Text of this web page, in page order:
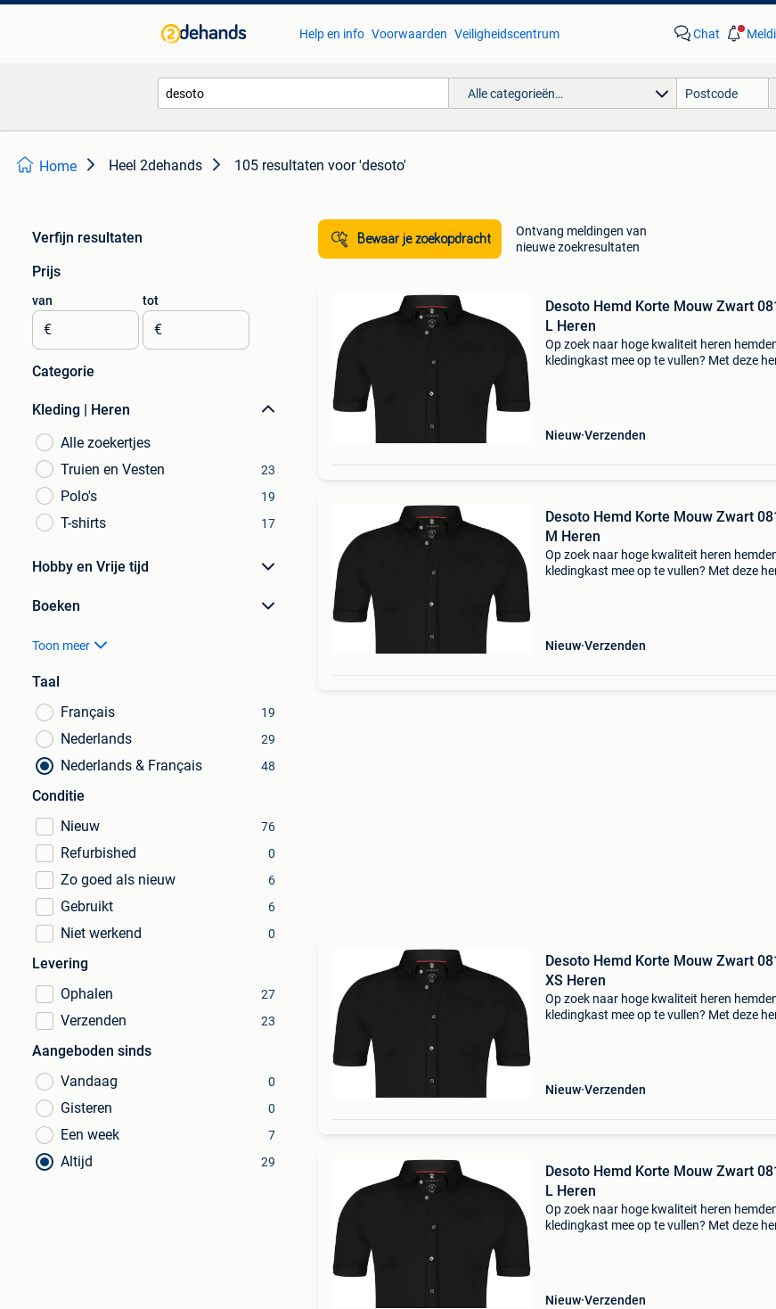
Help en info Voorwaarden Veiligheidscentrum Chat
Alle categorieën…
Home Heel 2dehands 105 resultaten voor 'desoto'
Verfijn resultaten
Prijs
van
€
tot
€
Categorie
Kleding | Heren
Alle zoekertjes
Truien en Vesten
23
Polo's 19
T-shirts 17
Hobby en Vrije tijd
Boeken
Toon meer
Taal
Français
19
Nederlands 29
Nederlands & Français 48
Conditie
Nieuw
76
Refurbished 0
Zo goed als nieuw 6
Gebruikt 6
Niet werkend 0
Levering
Ophalen
27
Verzenden 23
Aangeboden sinds
Vandaag
0
Gisteren 0
Een week 7
Altijd 29
Bewaar je zoekopdracht
Ontvang meldingen van
nieuwe zoekresultaten
Desoto Hemd Korte Mouw Zwart
L Heren
Op zoek naar hoge kwaliteit heren
kledingkast mee op te vullen? Met deze
Nieuw Verzenden
Desoto Hemd Korte Mouw Zwart
M Heren
Op zoek naar hoge kwaliteit heren
kledingkast mee op te vullen? Met deze
Nieuw Verzenden
Desoto Hemd Korte Mouw Zwart
XS Heren
Op zoek naar hoge kwaliteit heren
kledingkast mee op te vullen? Met deze
Nieuw Verzenden
Desoto Hemd Korte Mouw Zwart
L Heren
Op zoek naar hoge kwaliteit heren
kledingkast mee op te vullen? Met deze
Nieuw Verzenden